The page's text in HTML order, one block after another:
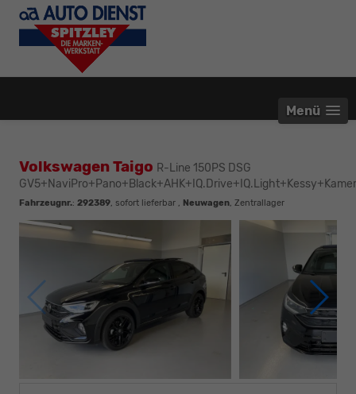
Menü
Volkswagen Taigo R-Line 150PS DSG
Fahrzeugnr.: 292389, sofort lieferbar , Neuwagen, Zentrallager